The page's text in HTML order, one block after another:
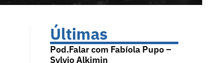
Últimas
Pod.Falar com Fabíola Pupo –
Sylvio Alkimin